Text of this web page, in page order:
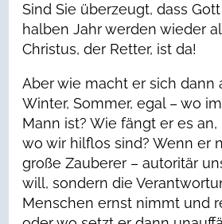
Sind Sie überzeugt, dass
halben Jahr werden wieder
Christus, der Retter, ist da!
Aber wie macht er sich dann
Winter, Sommer, egal – wo
Mann ist? Wie fängt er es
wo wir hilflos sind? Wenn er
große Zauberer – autoritär
will, sondern die
Menschen ernst nimmt und